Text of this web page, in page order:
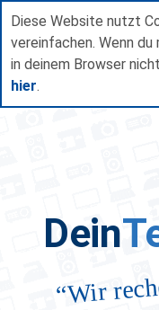
Diese Website nutzt
vereinfachen. Wenn
in deinem Browser
hier.
Dein
“Wir